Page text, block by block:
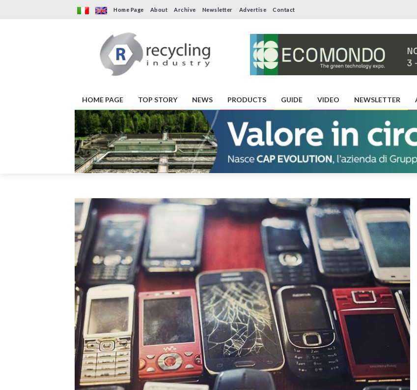
Home Page About Archive Newsletter Advertise Contact
HOME PAGE TOP STORY NEWS PRODUCTS GUIDE VIDEO NEWSLETTER